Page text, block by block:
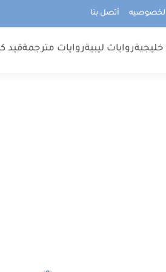
أتصل بنا
خليجيةروايات ليبيةروايات مترجمةقيد